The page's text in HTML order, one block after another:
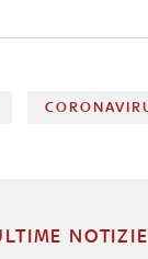
NOTIZIE